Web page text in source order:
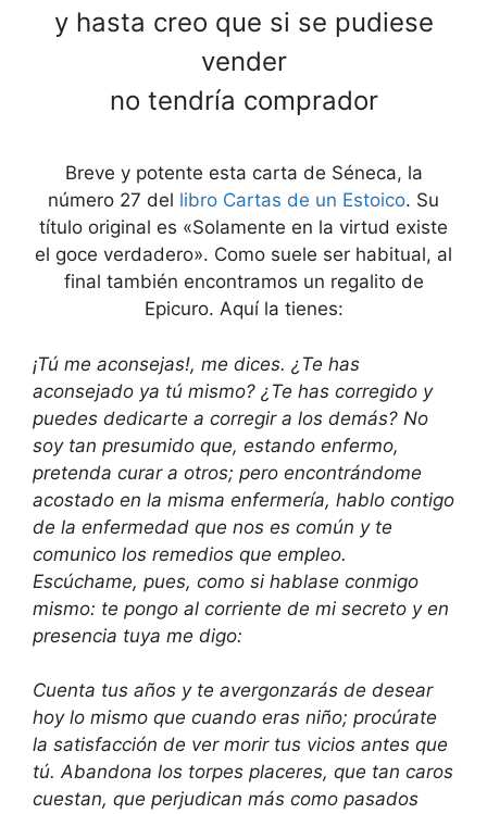
y hasta creo que si se pudiese
vender
no tendría comprador
Breve y potente esta carta de Séneca, la
número 27 del libro Cartas de un Estoico. Su
título original es «Solamente en la virtud existe
el goce verdadero». Como suele ser habitual, al
final también encontramos un regalito de
Epicuro. Aquí la tienes:
¡Tú me aconsejas!, me dices. ¿Te has
aconsejado ya tú mismo? ¿Te has corregido y
puedes dedicarte a corregir a los demás? No
soy tan presumido que, estando enfermo,
pretenda curar a otros; pero encontrándome
acostado en la misma enfermería, hablo contigo
de la enfermedad que nos es común y te
comunico los remedios que empleo.
Escúchame, pues, como si hablase conmigo
mismo: te pongo al corriente de mi secreto y en
presencia tuya me digo:
Cuenta tus años y te avergonzarás de desear
hoy lo mismo que cuando eras niño; procúrate
la satisfacción de ver morir tus vicios antes que
tú. Abandona los torpes placeres, que tan caros
cuestan, que perjudican más como pasados